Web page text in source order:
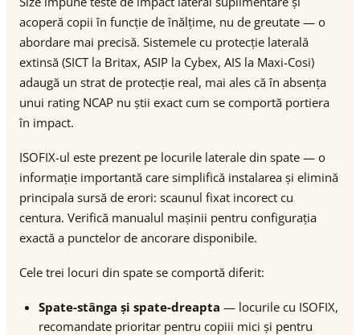
acoperă copii în funcție de înălțime, nu de greutate — o
abordare mai precisă. Sistemele cu protecție laterală
extinsă (SICT la Britax, ASIP la Cybex, AIS la Maxi-Cosi)
adaugă un strat de protecție real, mai ales că în absența
unui rating NCAP nu știi exact cum se comportă portiera
în impact.
ISOFIX-ul este prezent pe locurile laterale din spate — o
informație importantă care simplifică instalarea și elimină
principala sursă de erori: scaunul fixat incorect cu
centura. Verifică manualul mașinii pentru configurația
exactă a punctelor de ancorare disponibile.
Cele trei locuri din spate se comportă diferit:
Spate-stânga și spate-dreapta — locurile cu ISOFIX,
recomandate prioritar pentru copiii mici și pentru